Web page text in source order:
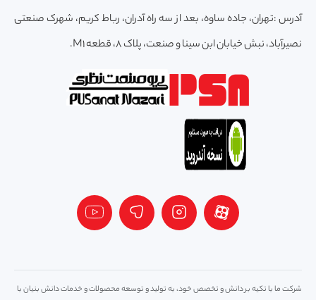
آدرس :تهران، جاده ساوه، بعد از سه راه آدران، رباط کریم، شهرک صنعتی
نصیرآباد، نبش خیابان ابن سینا و صنعت، پلاک 8، قطعه M1.
شرکت ما با تکیه بر دانش و تخصص خود، به تولید و توسعه محصولات و خدمات دانش بنیان با